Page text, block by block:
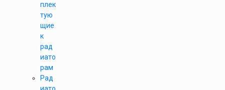
плек
тую
щие
к
рад
иато
рам
Рад